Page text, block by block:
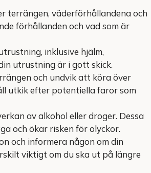
terrängen, väderförhållandena och
förhållanden och vad som är
inklusive hjälm,
utrustning är i gott skick.
och undvik att köra över
utkik efter potentiella faror som
av alkohol eller droger. Dessa
och ökar risken för olyckor.
och informera någon om din
viktigt om du ska ut på längre